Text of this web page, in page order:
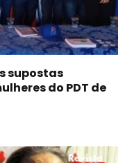
supostas
do PDT de